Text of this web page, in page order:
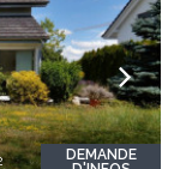
DEMANDE